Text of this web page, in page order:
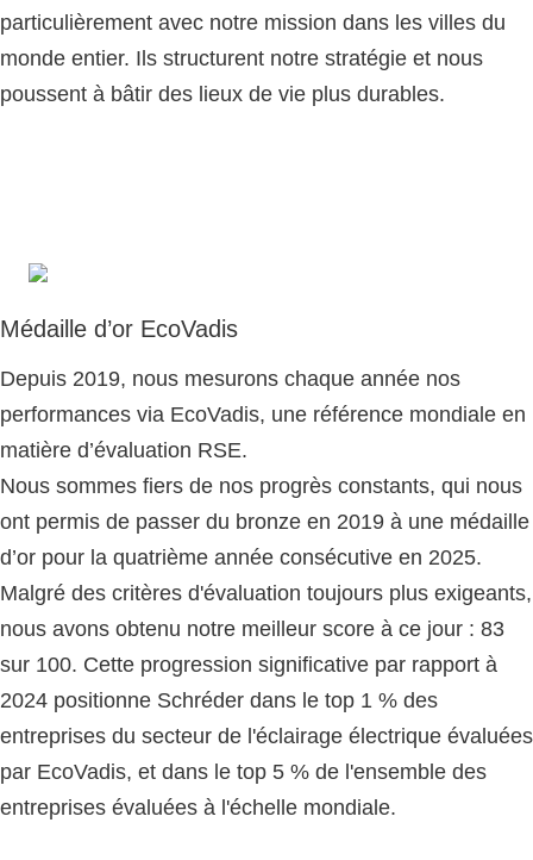
particulièrement avec notre mission dans les villes du
monde entier. Ils structurent notre stratégie et nous
poussent à bâtir des lieux de vie plus durables.
Médaille d’or EcoVadis
Depuis 2019, nous mesurons chaque année nos
performances via EcoVadis, une référence mondiale en
matière d’évaluation RSE.
Nous sommes fiers de nos progrès constants, qui nous
ont permis de passer du bronze en 2019 à une médaille
d’or pour la quatrième année consécutive en 2025.
Malgré des critères d'évaluation toujours plus exigeants,
nous avons obtenu notre meilleur score à ce jour : 83
sur 100. Cette progression significative par rapport à
2024 positionne Schréder dans le top 1 % des
entreprises du secteur de l'éclairage électrique évaluées
par EcoVadis, et dans le top 5 % de l'ensemble des
entreprises évaluées à l'échelle mondiale.